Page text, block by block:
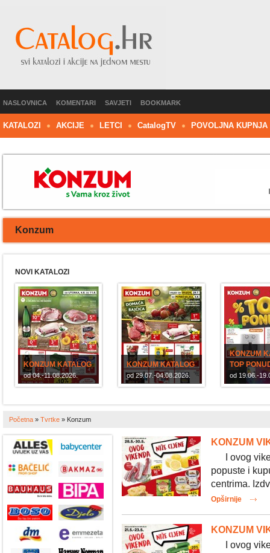
NASLOVNICA KOMENTARI SAVJETI BOOKMARK
KATALOZI AKCIJE LETCI CatalogTV POVOLJNA KUPNJA
Konzum
NOVI KATALOZI
KONZUM KATALOG
od 04.-11.08.2026.
KONZUM KATALOG
od 29.07.-04.08.2026.
KONZUM
TOP
od 19.06.-
Početna » Tvrtke » Konzum
KONZUM
I ovog
popuste i
centrima.
Opširnije
KONZUM
I ovog